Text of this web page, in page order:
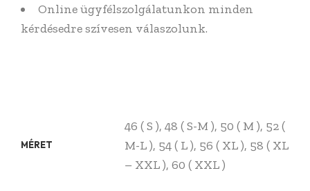
Online ügyfélszolgálatunkon minden
kérdésedre szívesen válaszolunk.
MÉRET
46 ( S ), 48 ( S-M ), 50 ( M ), 52 (
M-L ), 54 ( L ), 56 ( XL ), 58 ( XL
– XXL ), 60 ( XXL )